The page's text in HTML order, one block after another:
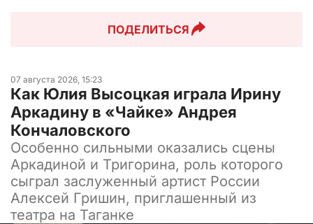
ПОДЕЛИТЬСЯ
07 августа 2026, 15:23
Как Юлия Высоцкая играла Ирину
Аркадину в «Чайке» Андрея
Кончаловского
Особенно сильными оказались сцены
Аркадиной и Тригорина, роль которого
сыграл заслуженный артист России
Алексей Гришин, приглашенный из
театра на Таганке